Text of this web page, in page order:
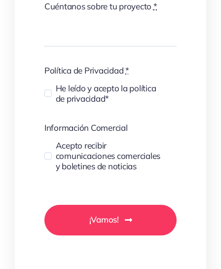
Cuéntanos sobre tu proyecto *
Política de Privacidad*
He leído y acepto la política
de privacidad*
Información Comercial
Acepto recibir
comunicaciones comerciales
y boletines de noticias
¡Vamos!